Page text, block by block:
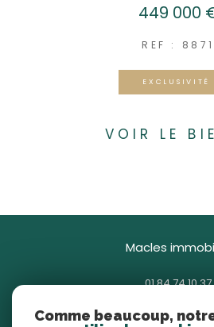
449 000
REF : 8871
EXCLUSIVITÉ
VOIR LE
macles
01 84 74 10 37
85 avenue Général
Comme beaucoup,